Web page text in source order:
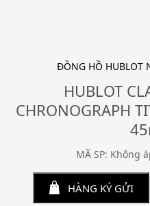
ĐỒNG HỒ HUBLOT
HUBLOT
CHRONOGRAPH
MÃ SP: Không
HÀNG KÝ GỬI